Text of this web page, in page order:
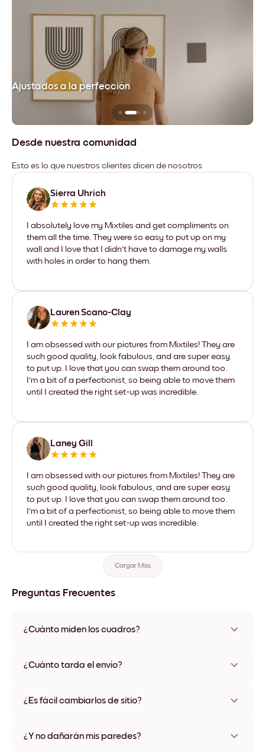
Ajustados a la perfección
Desde nuestra comunidad
Esto es lo que nuestros clientes dicen de nosotros
Sierra Uhrich
I absolutely love my Mixtiles and get compliments on
them all the time. They were so easy to put up on my
wall and I love that I didn't have to damage my walls
with holes in order to hang them.
Lauren Scano-Clay
I am obsessed with our pictures from Mixtiles! They are
such good quality, look fabulous, and are super easy
to put up. I love that you can swap them around too.
I'm a bit of a perfectionist, so being able to move them
until I created the right set-up was incredible.
Laney Gill
I am obsessed with our pictures from Mixtiles! They are
such good quality, look fabulous, and are super easy
to put up. I love that you can swap them around too.
I'm a bit of a perfectionist, so being able to move them
until I created the right set-up was incredible.
Cargar Más
Preguntas Frecuentes
¿Cuánto miden los cuadros?
varios materiales y colores de marco, incluidas opciones sin
¿Cuánto tarda el envío?
disponibles en algunos países. Te enviaremos un número de
¿Es fácil cambiarlos de sitio?
ningún daño
¿Y no dañarán mis paredes?